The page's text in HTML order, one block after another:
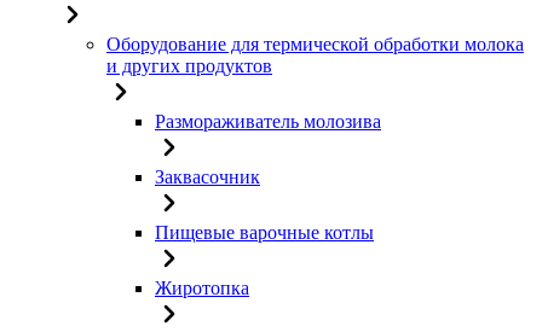
Оборудование для термической обработки молока
и других продуктов
Размораживатель молозива
Заквасочник
Пищевые варочные котлы
Жиротопка